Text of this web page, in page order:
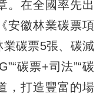
。在全國率先出
安徽林業碳票項
業碳票5張、碳減
碳票+司法”“碳
，打造豐富的場